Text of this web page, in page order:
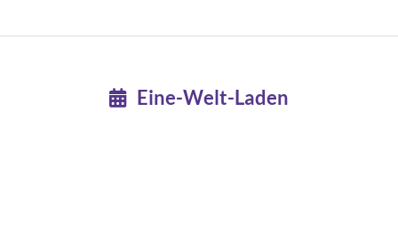
Eine-Welt-Laden